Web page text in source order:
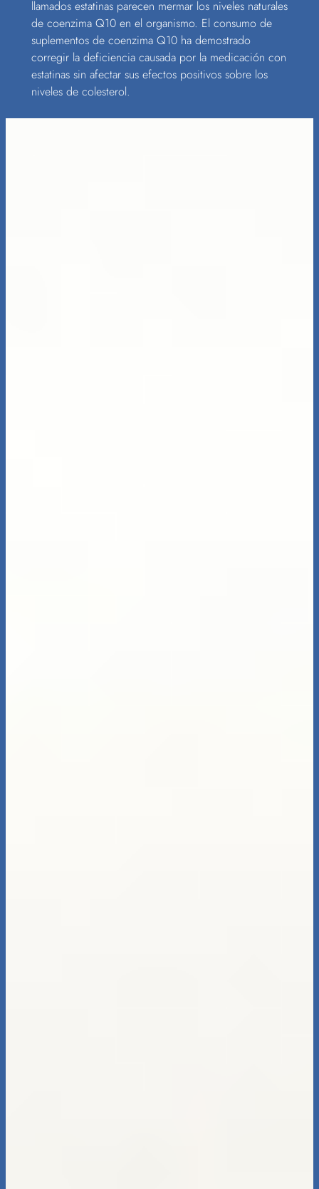
llamados estatinas parecen mermar los niveles naturales
de coenzima Q10 en el organismo. El consumo de
suplementos de coenzima Q10 ha demostrado
corregir la deficiencia causada por la medicación con
estatinas sin afectar sus efectos positivos sobre los
niveles de colesterol.